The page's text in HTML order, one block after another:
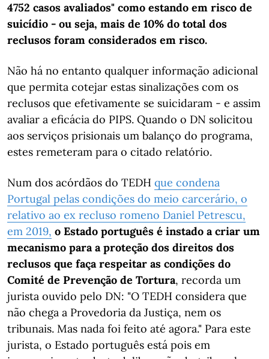
4752 casos avaliados" como estando em risco de
suicídio - ou seja, mais de 10% do total dos
reclusos foram considerados em risco.
Não há no entanto qualquer informação adicional
que permita cotejar estas sinalizações com os
reclusos que efetivamente se suicidaram - e assim
avaliar a eficácia do PIPS. Quando o DN solicitou
aos serviços prisionais um balanço do programa,
estes remeteram para o citado relatório.
Num dos acórdãos do TEDH que condena
Portugal pelas condições do meio carcerário, o
relativo ao ex recluso romeno Daniel Petrescu,
em 2019, o Estado português é instado a criar um
mecanismo para a proteção dos direitos dos
reclusos que faça respeitar as condições do
Comité de Prevenção de Tortura, recorda um
jurista ouvido pelo DN: "O TEDH considera que
não chega a Provedoria da Justiça, nem os
tribunais. Mas nada foi feito até agora." Para este
jurista, o Estado português está pois em